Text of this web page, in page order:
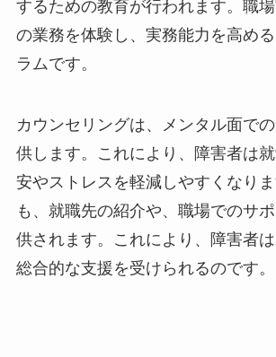
するための教育が行われます。職
の業務を体験し、実務能力を高め
ラムです。
カウンセリングは、メンタル面で
供します。これにより、障害者は
安やストレスを軽減しやすくなり
も、就職先の紹介や、職場でのサ
供されます。これにより、障害者
総合的な支援を受けられるのです。